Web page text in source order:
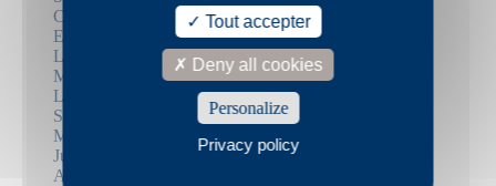
Christophe Carpentier
Emmanuel Carrère
Louise Chennevière
Marie Darrieussecq
Louise Desbrusses
Suzanne Doppelt
Mary Dorsan
Julie Douard
Arthur Dreyfus
Tout accepter
Deny all cookies
Personalize
Privacy policy